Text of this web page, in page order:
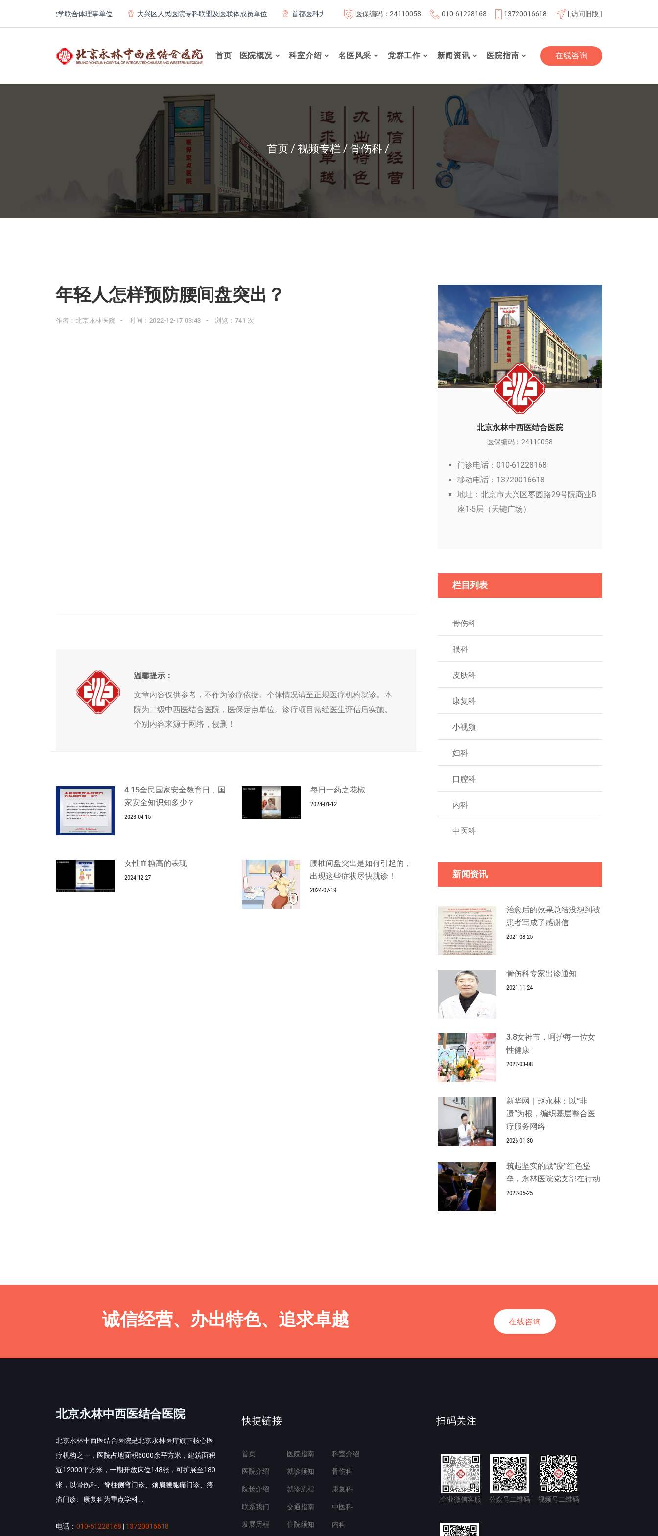
医院骨科教学联合体理事单位 大兴区人民医院专科联盟及医联体成员单位 首都医科大学附属北京康复医院联体成员单位 北京航天总医院联体成员单位 北京市老年友善医疗机构
医保编码：24110058 010-61228168 13720016618 [ 访问旧版 ]
首页 医院概况 科室介绍 名医风采 党群工作 新闻资讯 医院指南 在线咨询
首页 视频专栏 骨伤科
年轻人怎样预防腰间盘突出？
作者：北京永林医院 时间：2022-12-17 03:43 浏览：741 次
温馨提示：
文章内容仅供参考，不作为诊疗依据。个体情况请至正规医疗机构就诊。本
院为二级中西医结合医院，医保定点单位。诊疗项目需经医生评估后实施。
个别内容来源于网络，侵删！
4.15全民国家安全教育日，国
家安全知识知多少？
2023-04-15
每日一药之花椒
2024-01-12
女性血糖高的表现
2024-12-27
腰椎间盘突出是如何引起的，
出现这些症状尽快就诊！
2024-07-19
北京永林中西医结合医院
医保编码：24110058
门诊电话：010-61228168
移动电话：13720016618
地址：北京市大兴区枣园路29号院商业B
座1-5层（天键广场）
栏目列表
骨伤科
眼科
皮肤科
康复科
小视频
妇科
口腔科
内科
中医科
新闻资讯
治愈后的效果总结没想到被
患者写成了感谢信
2021-08-25
骨伤科专家出诊通知
2021-11-24
3.8女神节，呵护每一位女
性健康
2022-03-08
新华网｜赵永林：以“非
遗”为根，编织基层整合医
疗服务网络
2026-01-30
筑起坚实的战“疫”红色堡
垒，永林医院党支部在行动
2022-05-25
诚信经营、办出特色、追求卓越 在线咨询
北京永林中西医结合医院
北京永林中西医结合医院是北京永林医疗旗下核心医
疗机构之一，医院占地面积6000余平方米，建筑面积
近12000平方米，一期开放床位148张，可扩展至180
张，以骨伤科、脊柱侧弯门诊、颈肩腰腿痛门诊、疼
痛门诊、康复科为重点学科...
电话： 010-61228168 | 13720016618
快捷链接
首页
医院介绍
院长介绍
联系我们
发展历程
医院指南
就诊须知
就诊流程
交通指南
住院须知
科室介绍
骨伤科
康复科
中医科
内科
扫码关注
企业微信客服 公众号二维码 视频号二维码